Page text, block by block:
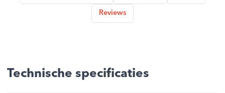
Reviews
Technische specificaties